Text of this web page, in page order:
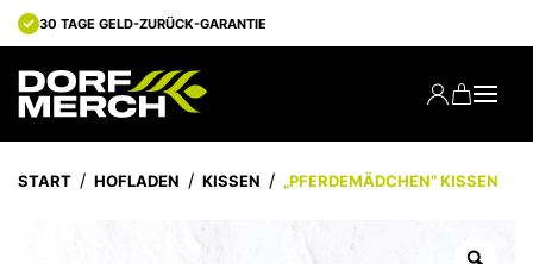
30 TAGE GELD-ZURÜCK-GARANTIE
START HOFLADEN KISSEN „PFERDEMÄDCHEN“ KISSEN